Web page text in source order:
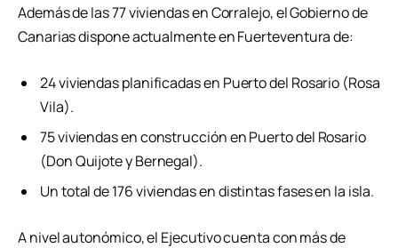
Además de las 77 viviendas en Corralejo, el Gobierno de
Canarias dispone actualmente en Fuerteventura de:
24 viviendas planificadas en Puerto del Rosario (Rosa
Vila).
75 viviendas en construcción en Puerto del Rosario
(Don Quijote y Bernegal).
Un total de 176 viviendas en distintas fases en la isla.
A nivel autonómico, el Ejecutivo cuenta con más de